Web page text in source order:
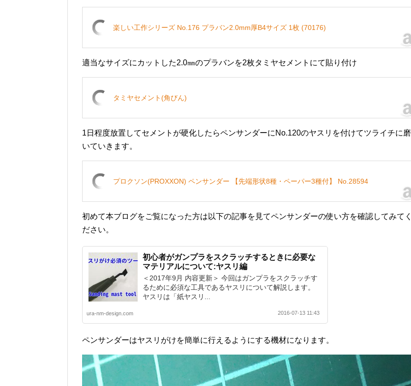
楽しい工作シリーズ No.176 プラバン2.0mm厚B4サイズ 1枚 (70176)
適当なサイズにカットした2.0㎜のプラバンを2枚タミヤセメントにて貼り付け
タミヤセメント(角びん)
1日程度放置してセメントが硬化したらペンサンダーにNo.120のヤスリを付けてツライチに磨
いていきます。
プロクソン(PROXXON) ペンサンダー 【先端形状8種・ペーパー3種付】 No.28594
初めて本ブログをご覧になった方は以下の記事を見てペンサンダーの使い方を確認してみてく
ださい。
初心者がガンプラをスクラッチするときに必要な
マテリアルについて:ヤスリ編
＜2017年9月 内容更新＞ 今回はガンプラをスクラッチす
るために必須な工具であるヤスリについて解説します。
ヤスリは「紙ヤスリ...
ura-nm-design.com 2016-07-13 11:43
ペンサンダーはヤスリがけを簡単に行えるようにする機材になります。